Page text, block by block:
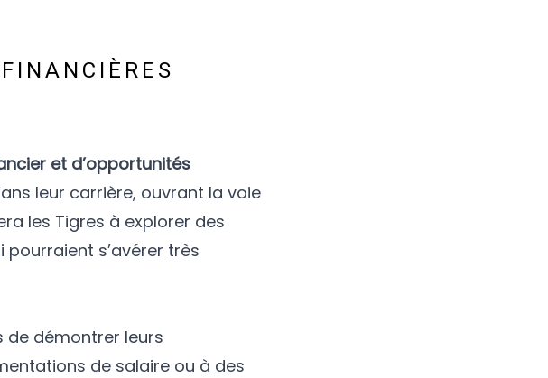
et d’opportunités
leur carrière, ouvrant la voie
les Tigres à explorer des
s’avérer très
de démontrer leurs
de salaire ou à des